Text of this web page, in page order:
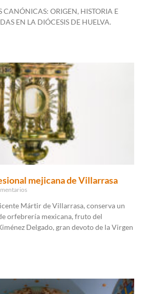
CANÓNICAS: ORIGEN, HISTORIA E
EN LA DIÓCESIS DE HUELVA.
mejicana de Villarrasa
Mártir de Villarrasa, conserva un
orfebrería mexicana, fruto del
Delgado, gran devoto de la Virgen